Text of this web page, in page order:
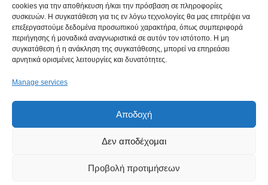
cookies για την αποθήκευση ή/και την πρόσβαση σε πληροφορίες
συσκευών. Η συγκατάθεση για τις εν λόγω τεχνολογίες θα μας επιτρέψει να
επεξεργαστούμε δεδομένα προσωπικού χαρακτήρα, όπως συμπεριφορά
περιήγησης ή μοναδικά αναγνωριστικά σε αυτόν τον ιστότοπο. Η μη
συγκατάθεση ή η ανάκληση της συγκατάθεσης, μπορεί να επηρεάσει
αρνητικά ορισμένες λειτουργίες και δυνατότητες.
Manage services
Αποδοχή
Δεν αποδέχομαι
Προβολή προτιμήσεων
Last Name
I have read and agree to the terms & conditions